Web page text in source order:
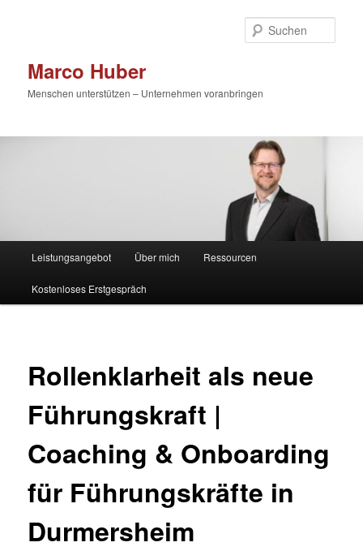
Marco Huber
Menschen unterstützen – Unternehmen voranbringen
Leistungsangebot Über mich Ressourcen
Kostenloses Erstgespräch
Rollenklarheit als neue
Führungskraft |
Coaching & Onboarding
für Führungskräfte in
Durmersheim